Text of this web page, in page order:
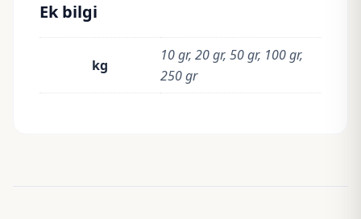
Ek bilgi
kg
10 gr, 20 gr, 50 gr, 100 gr,
250 gr